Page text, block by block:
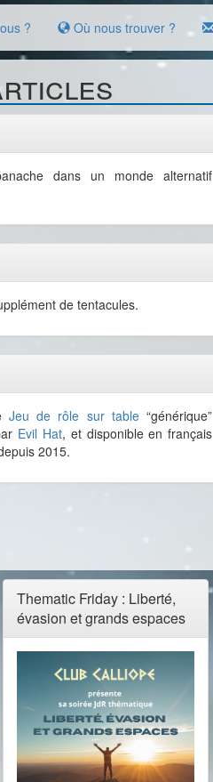
? Où nous trouver ?
dans un monde alternatif
de tentacules.
Jeu de rôle sur table“générique”
Evil Hat, et disponible en français
2015.
Thematic Friday : Liberté,
évasion et grands espaces